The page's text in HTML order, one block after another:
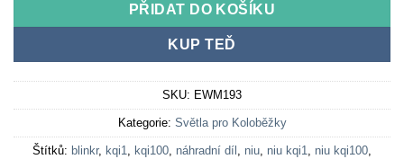
PŘIDAT DO KOŠÍKU
KUP TEĎ
SKU: EWM193
Kategorie: Světla pro Koloběžky
Štítků: blinkr, kqi1, kqi100, náhradní díl , niu, niu kqi1, niu kqi100,